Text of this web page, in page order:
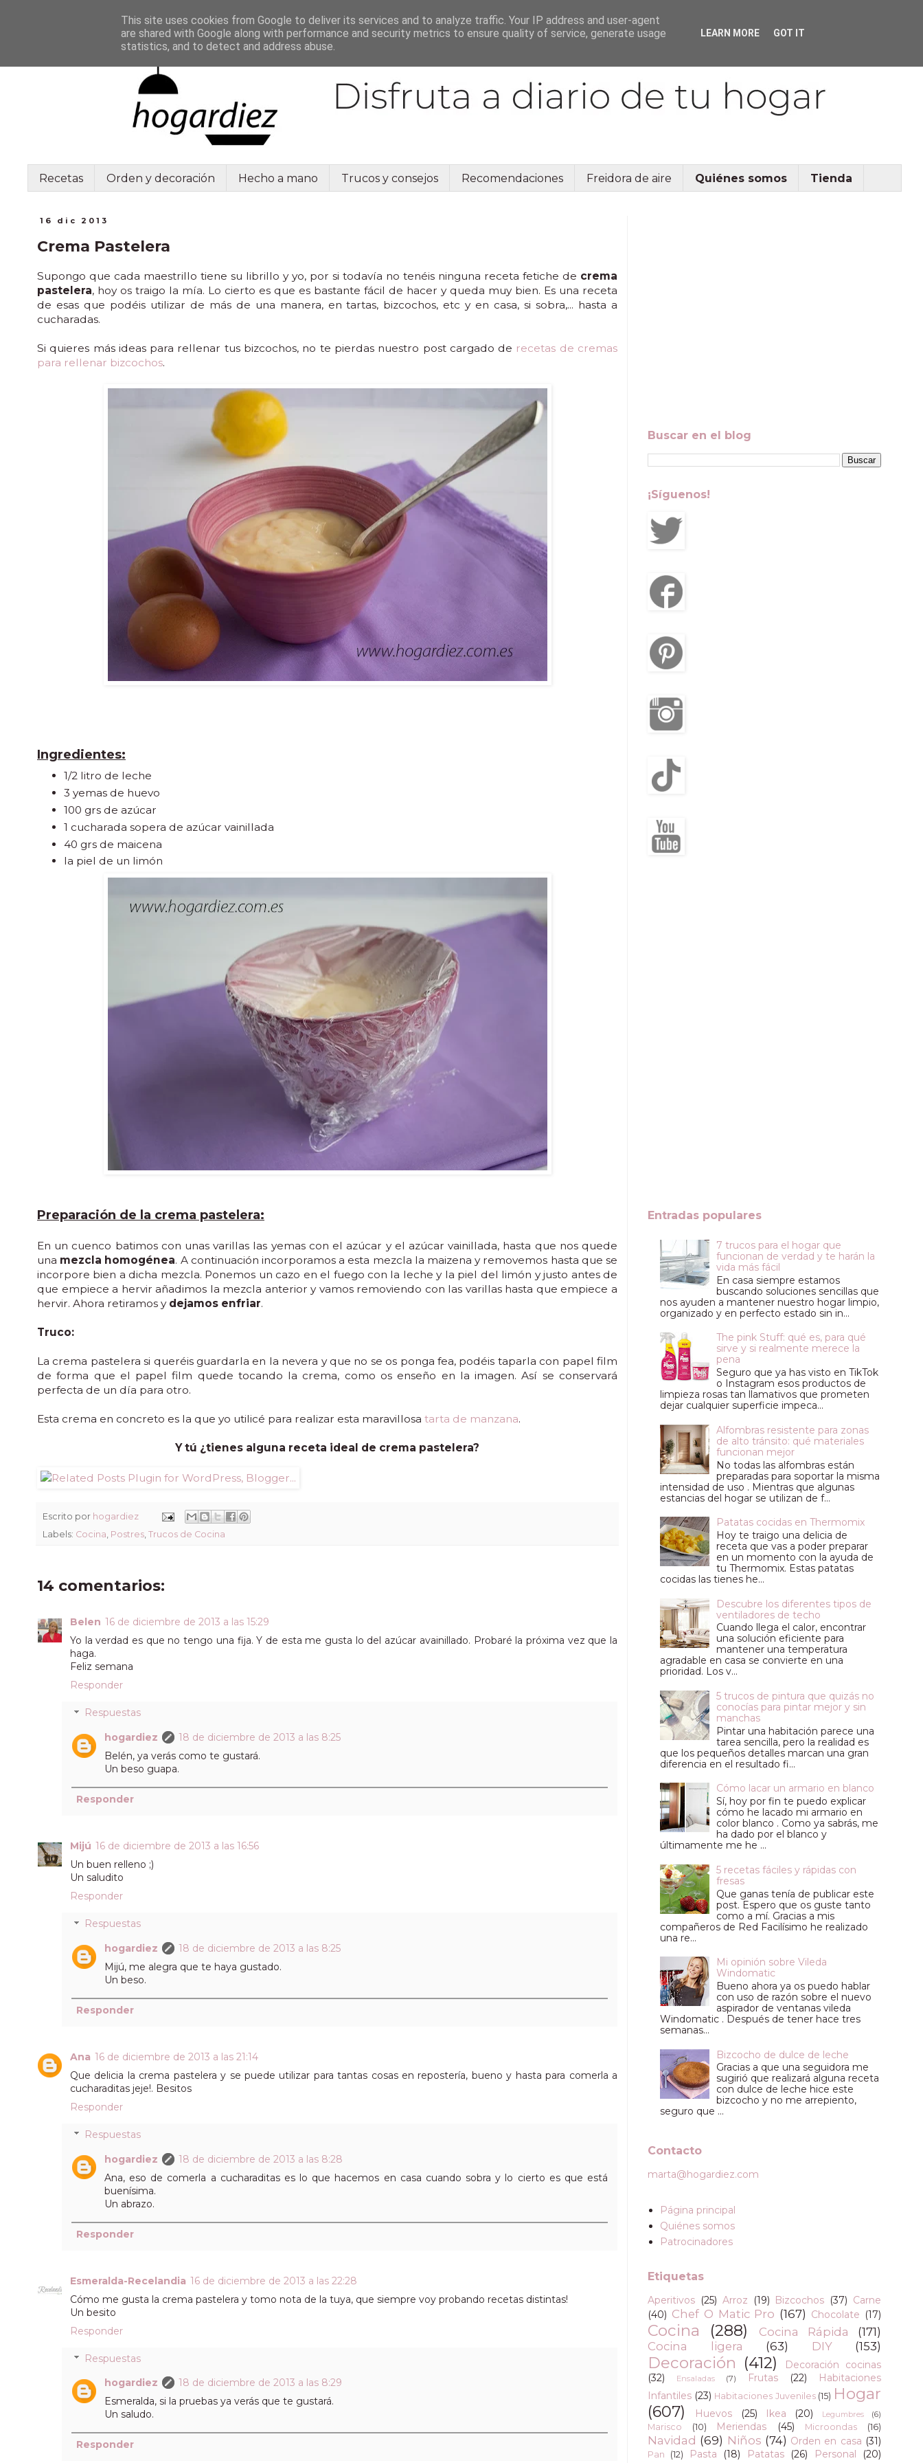
Recetas Orden y decoración Hecho a mano Trucos y consejos Recomendaciones Freidora de aire Quiénes somos Tienda
16 dic 2013
Crema Pastelera
Supongo que cada maestrillo tiene su librillo y yo, por si todavía no tenéis ninguna receta fetiche de crema
pastelera, hoy os traigo la mía. Lo cierto es que es bastante fácil de hacer y queda muy bien. Es una receta
de esas que podéis utilizar de más de una manera, en tartas, bizcochos, etc y en casa, si sobra,... hasta a
cucharadas.
Si quieres más ideas para rellenar tus bizcochos, no te pierdas nuestro post cargado de recetas de cremas
para rellenar bizcochos.
Ingredientes:
1/2 litro de leche
3 yemas de huevo
100 grs de azúcar
1 cucharada sopera de azúcar vainillada
40 grs de maicena
la piel de un limón
Preparación de la crema pastelera:
En un cuenco batimos con unas varillas las yemas con el azúcar y el azúcar vainillada, hasta que nos quede
una mezcla homogénea. A continuación incorporamos a esta mezcla la maizena y removemos hasta que se
incorpore bien a dicha mezcla. Ponemos un cazo en el fuego con la leche y la piel del limón y justo antes de
que empiece a hervir añadimos la mezcla anterior y vamos removiendo con las varillas hasta que empiece a
hervir. Ahora retiramos y dejamos enfriar.
Truco:
La crema pastelera si queréis guardarla en la nevera y que no se os ponga fea, podéis taparla con papel film
de forma que el papel film quede tocando la crema, como os enseño en la imagen. Así se conservará
perfecta de un día para otro.
Esta crema en concreto es la que yo utilicé para realizar esta maravillosa tarta de manzana.
Y tú ¿tienes alguna receta ideal de crema pastelera?
Escrito por hogardiez
Labels: Cocina, Postres, Trucos de Cocina
14 comentarios:
Belen 16 de diciembre de 2013 a las 15:29
Yo la verdad es que no tengo una fija. Y de esta me gusta lo del azúcar avainillado. Probaré la próxima vez que la
haga.
Feliz semana
Responder
Respuestas
hogardiez
18 de diciembre de 2013 a las 8:25
Belén, ya verás como te gustará.
Un beso guapa.
Responder
Mijú 16 de diciembre de 2013 a las 16:56
Un buen relleno ;)
Un saludito
Responder
Respuestas
hogardiez
18 de diciembre de 2013 a las 8:25
Mijú, me alegra que te haya gustado.
Un beso.
Responder
Ana 16 de diciembre de 2013 a las 21:14
Que delicia la crema pastelera y se puede utilizar para tantas cosas en repostería, bueno y hasta para comerla a
cucharaditas jeje!. Besitos
Responder
Respuestas
hogardiez
18 de diciembre de 2013 a las 8:28
Ana, eso de comerla a cucharaditas es lo que hacemos en casa cuando sobra y lo cierto es que está
buenísima.
Un abrazo.
Responder
Esmeralda-Recelandia 16 de diciembre de 2013 a las 22:28
Cómo me gusta la crema pastelera y tomo nota de la tuya, que siempre voy probando recetas distintas!
Un besito
Responder
Respuestas
hogardiez
18 de diciembre de 2013 a las 8:29
Esmeralda, si la pruebas ya verás que te gustará.
Un saludo.
Responder
Buscar en el blog
¡Síguenos!
Entradas populares
7 trucos para el hogar que
funcionan de verdad y te harán la
vida más fácil
En casa siempre estamos
buscando soluciones sencillas que
nos ayuden a mantener nuestro hogar limpio,
organizado y en perfecto estado sin in...
The pink Stuff: qué es, para qué
sirve y si realmente merece la
pena
Seguro que ya has visto en TikTok
o Instagram esos productos de
limpieza rosas tan llamativos que prometen
dejar cualquier superficie impeca...
Alfombras resistente para zonas
de alto tránsito: qué materiales
funcionan mejor
No todas las alfombras están
preparadas para soportar la misma
intensidad de uso . Mientras que algunas
estancias del hogar se utilizan de f...
Patatas cocidas en Thermomix
Hoy te traigo una delicia de
receta que vas a poder preparar
en un momento con la ayuda de
tu Thermomix. Estas patatas
cocidas las tienes he...
Descubre los diferentes tipos de
ventiladores de techo
Cuando llega el calor, encontrar
una solución eficiente para
mantener una temperatura
agradable en casa se convierte en una
prioridad. Los v...
5 trucos de pintura que quizás no
conocías para pintar mejor y sin
manchas
Pintar una habitación parece una
tarea sencilla, pero la realidad es
que los pequeños detalles marcan una gran
diferencia en el resultado fi...
Cómo lacar un armario en blanco
Sí, hoy por fin te puedo explicar
cómo he lacado mi armario en
color blanco . Como ya sabrás, me
ha dado por el blanco y
últimamente me he ...
5 recetas fáciles y rápidas con
fresas
Que ganas tenía de publicar este
post. Espero que os guste tanto
como a mí. Gracias a mis
compañeros de Red Facilísimo he realizado
una re...
Mi opinión sobre Vileda
Windomatic
Bueno ahora ya os puedo hablar
con uso de razón sobre el nuevo
aspirador de ventanas vileda
Windomatic . Después de tener hace tres
semanas...
Bizcocho de dulce de leche
Gracias a que una seguidora me
sugirió que realizará alguna receta
con dulce de leche hice este
bizcocho y no me arrepiento,
seguro que ...
Contacto
marta@hogardiez.com
Página principal
Quiénes somos
Patrocinadores
Etiquetas
Aperitivos (25) Arroz (19) Bizcochos (37) Carne
(40) Chef O Matic Pro (167) Chocolate (17)
Cocina (288) Cocina Rápida
(171)
Cocina ligera
(63) DIY (153)
Decoración (412)
Decoración cocinas
(32)
Ensaladas (7) Frutas (22)
Habitaciones
Infantiles (23) Habitaciones Juveniles (15) Hogar
(607)
Huevos (25) Ikea (20) Legumbres (6)
Marisco (10) Meriendas (45) Microondas (16)
Navidad (69) Niños (74) Orden en casa (31)
Pan (12) Pasta (18) Patatas (26) Personal
(20)
This site uses cookies from Google to deliver its services and to analyze traffic. Your IP address and user-agent
are shared with Google along with performance and security metrics to ensure quality of service, generate usage
statistics, and to detect and address abuse.
LEARN MORE GOT IT